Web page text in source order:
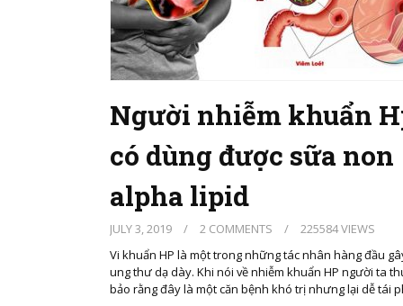
Người nhiễm khuẩn
có dùng được sữa non
alpha lipid
JULY 3, 2019 / 2 COMMENTS /
225584 VIEWS
Vi khuẩn HP là một trong những tác nhân hàng đầu
ung thư dạ dày. Khi nói về nhiễm khuẩn HP người ta
bảo rằng đây là một căn bệnh khó trị nhưng lại dễ tái